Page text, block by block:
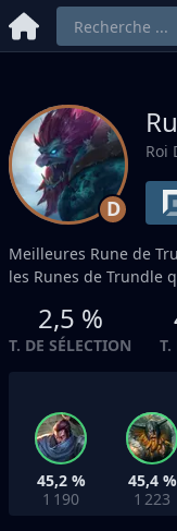
D
Roi
Meilleures Rune de
les Runes de Trundle
2,5 %
T. DE SÉLECTION T.
45,2 %
1 190
45,4 %
1 223